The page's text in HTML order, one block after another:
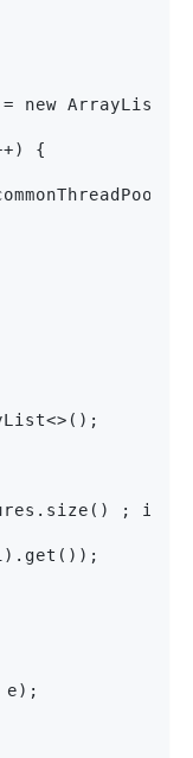
= new
{
; i
e);